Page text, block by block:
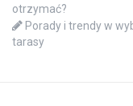
otrzymać?
Porady i trendy w
tarasy